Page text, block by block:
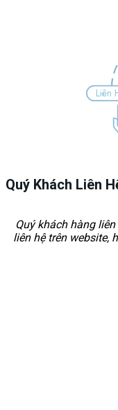
Liên
Quý Khách Liên
Quý khách hàng
liên hệ trên website,